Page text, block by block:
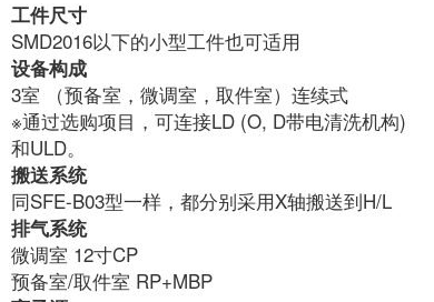
工件尺寸
SMD2016以下的小型工件也可适用
设备构成
3室 （预备室，微调室，取件室）连续式
※通过选购项目，可连接LD (O, D带电清洗机构)
和ULD。
搬送系统
同SFE-B03型一样，都分别采用X轴搬送到H/L
排气系统
微调室 12寸CP
预备室/取件室 RP+MBP